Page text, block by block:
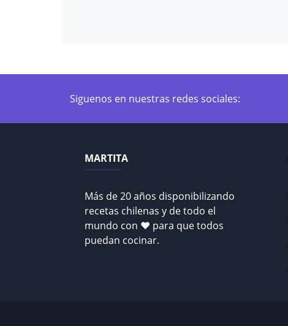
Siguenos en nuestras redes sociales:
MARTITA
Más de 20 años disponibilizando
recetas chilenas y de todo el
mundo con ♥ para que todos
puedan cocinar.